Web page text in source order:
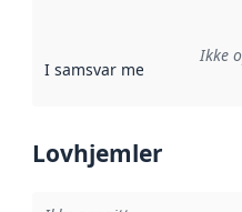
I samsvar med
Ikke
Lovhjemler